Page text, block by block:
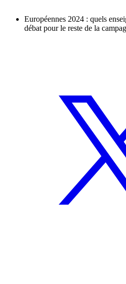
Européennes 2024 : quels
débat pour le reste de la